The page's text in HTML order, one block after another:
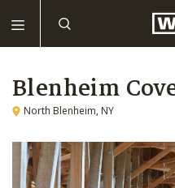
Blenheim
North Blenheim, NY